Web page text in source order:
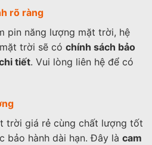
rõ ràng
pin năng lượng mặt trời, hệ
trời sẽ có chính sách bảo
tiết. Vui lòng liên hệ để có
trời giá rẻ cùng chất lượng tốt
bảo hành dài hạn. Đây là cam